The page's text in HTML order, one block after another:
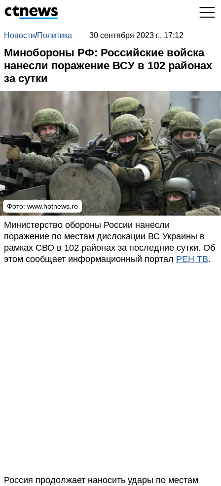
Новости/Политика 30 сентября 2023 г., 17:12
Минобороны РФ: Российские войска
нанесли поражение ВСУ в 102 районах
за сутки
Фото: www.hotnews.ro
Министерство обороны России нанесли
поражение по местам дислокации ВС Украины в
рамках СВО в 102 районах за последние сутки. Об
этом сообщает информационный портал РЕН ТВ.
Россия продолжает наносить удары по местам